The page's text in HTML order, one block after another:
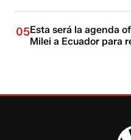
05Esta será la agenda
Milei a Ecuador para